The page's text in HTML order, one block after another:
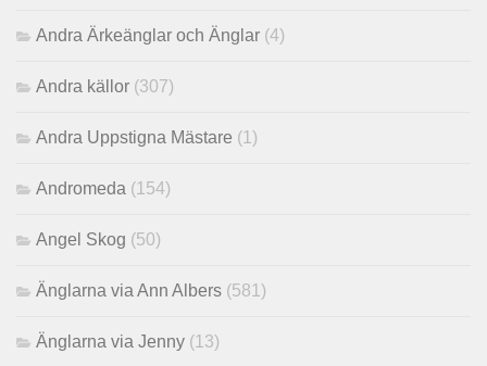
Andra Ärkeänglar och Änglar (4)
Andra källor (307)
Andra Uppstigna Mästare (1)
Andromeda (154)
Angel Skog (50)
Änglarna via Ann Albers (581)
Änglarna via Jenny (13)